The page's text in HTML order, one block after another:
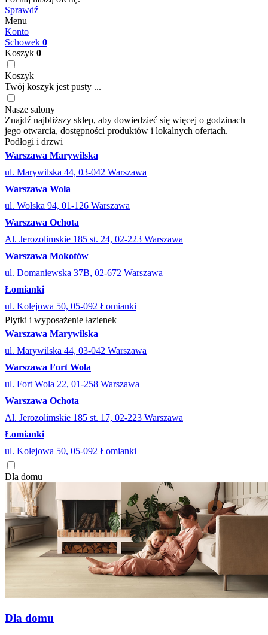
Sprawdź
Menu
Konto
Schowek 0
Koszyk 0
Koszyk
Twój koszyk jest pusty ...
Nasze salony
Znajdź najbliższy sklep, aby dowiedzieć się więcej o godzinach
jego otwarcia, dostępności produktów i lokalnych ofertach.
Podłogi i drzwi
Warszawa Marywilska
ul. Marywilska 44, 03-042 Warszawa
Warszawa Wola
ul. Wolska 94, 01-126 Warszawa
Warszawa Ochota
Al. Jerozolimskie 185 st. 24, 02-223 Warszawa
Warszawa Mokotów
ul. Domaniewska 37B, 02-672 Warszawa
Łomianki
ul. Kolejowa 50, 05-092 Łomianki
Płytki i wyposażenie łazienek
Warszawa Marywilska
ul. Marywilska 44, 03-042 Warszawa
Warszawa Fort Wola
ul. Fort Wola 22, 01-258 Warszawa
Warszawa Ochota
Al. Jerozolimskie 185 st. 17, 02-223 Warszawa
Łomianki
ul. Kolejowa 50, 05-092 Łomianki
Dla domu
Dla domu